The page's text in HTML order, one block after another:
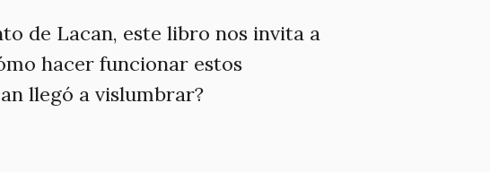
de Lacan, este libro nos invita a
hacer funcionar estos
llegó a vislumbrar?